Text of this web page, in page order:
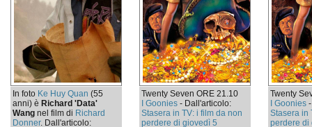
In foto Ke Huy Quan (55
anni) è Richard 'Data'
Wangnel film di Richard
Donner. Dall'articolo:
Twenty Seven ORE 21.10
I Goonies- Dall'articolo:
Stasera in TV: i film da non
perdere di giovedì 5
Twenty
I Goonies-
Stasera in
perdere di